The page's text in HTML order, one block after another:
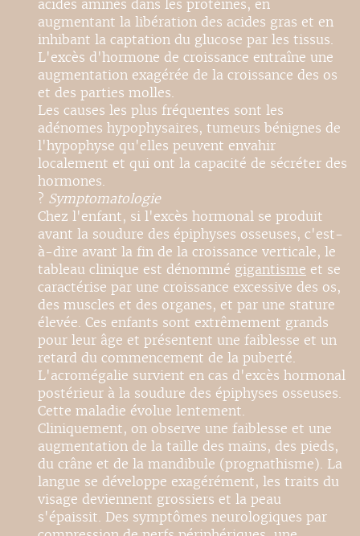
acides aminés dans les protéines, en
augmentant la libération des acides gras et en
inhibant la captation du glucose par les tissus.
L'excès d'hormone de croissance entraîne une
augmentation exagérée de la croissance des os
et des parties molles.
Les causes les plus fréquentes sont les
adénomes hypophysaires, tumeurs bénignes de
l'hypophyse qu'elles peuvent envahir
localement et qui ont la capacité de sécréter des
hormones.
? Symptomatologie
Chez l'enfant, si l'excès hormonal se produit
avant la soudure des épiphyses osseuses, c'est-
à-dire avant la fin de la croissance verticale, le
tableau clinique est dénommé gigantisme et se
caractérise par une croissance excessive des os,
des muscles et des organes, et par une stature
élevée. Ces enfants sont extrêmement grands
pour leur âge et présentent une faiblesse et un
retard du commencement de la puberté.
L'acromégalie survient en cas d'excès hormonal
postérieur à la soudure des épiphyses osseuses.
Cette maladie évolue lentement.
Cliniquement, on observe une faiblesse et une
augmentation de la taille des mains, des pieds,
du crâne et de la mandibule (prognathisme). La
langue se développe exagérément, les traits du
visage deviennent grossiers et la peau
s'épaissit. Des symptômes neurologiques par